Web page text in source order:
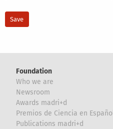
Foundation
Who we are
Newsroom
Awards madri+d
Premios de Ciencia en
Publications madri+d